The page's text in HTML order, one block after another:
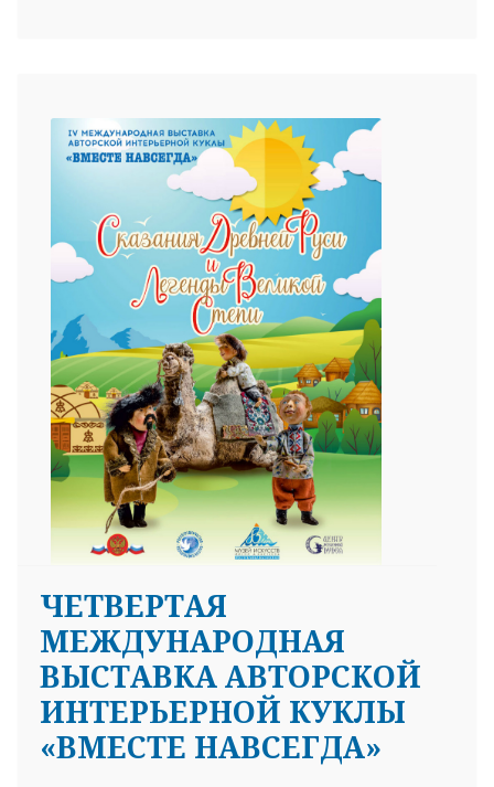
ЧЕТВЕРТАЯ
МЕЖДУНАРОДНАЯ
ВЫСТАВКА АВТОРСКОЙ
ИНТЕРЬЕРНОЙ КУКЛЫ
«ВМЕСТЕ НАВСЕГДА»